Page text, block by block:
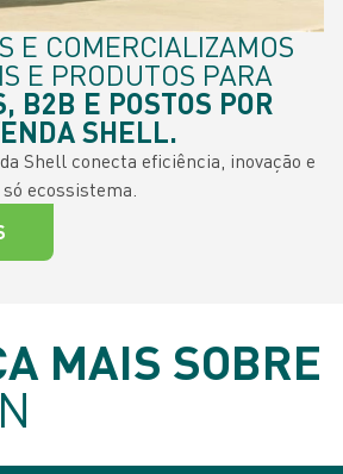
DE-AÇÚCAR
ETANOL, AÇÚCAR E
produzir: etanol (1ª e 2ª geração),
biogás e biometano.
— nada é desperdiçado.
MAIS SOBRE